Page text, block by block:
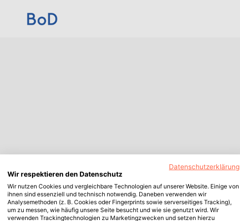
Datenschutzerklärung
Wir respektieren den Datenschutz
Wir nutzen Cookies und vergleichbare Technologien auf unserer Website. Einige von
ihnen sind essenziell und technisch notwendig. Daneben verwenden wir
Analysemethoden (z. B. Cookies oder Fingerprints sowie serverseitiges Tracking),
um zu messen, wie häufig unsere Seite besucht und wie sie genutzt wird. Wir
verwenden Trackingtechnologien zu Marketingzwecken und setzen hierzu